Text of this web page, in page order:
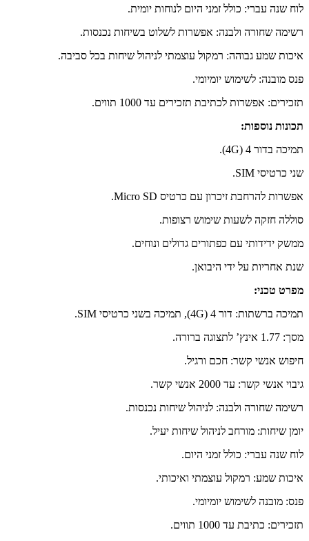
לוח שנה עברי: כולל זמני היום לנוחות יומית.
רשימה שחורה ולבנה: אפשרות לשלוט בשיחות נכנסות.
איכות שמע גבוהה: רמקול עוצמתי לניהול שיחות בכל סביבה.
פנס מובנה: לשימוש יומיומי.
תזכירים: אפשרות לכתיבת תזכירים עד 1000 תווים.
תכונות נוספות:
תמיכה בדור 4 (4G).
שני כרטיסי SIM
.
אפשרות להרחבת זיכרון עם כרטיס Micro SD.
סוללה חזקה לשעות שימוש רצופות.
ממשק ידידותי עם כפתורים גדולים ונוחים.
שנת אחריות על ידי היבואן.
מפרט טכני:
תמיכה ברשתות: דור 4 (4G), תמיכה בשני כרטיסי
SIM
.
מסך: 1.77 אינץ’ לתצוגה ברורה.
חיפוש אנשי קשר: חכם ורגיל.
גיבוי אנשי קשר: עד 2000 אנשי קשר.
רשימה שחורה ולבנה: לניהול שיחות נכנסות.
יומן שיחות: מורחב לניהול שיחות יעיל.
לוח שנה עברי: כולל זמני היום.
איכות שמע: רמקול עוצמתי ואיכותי.
פנס: מובנה לשימוש יומיומי.
תזכירים: כתיבת עד 1000 תווים.